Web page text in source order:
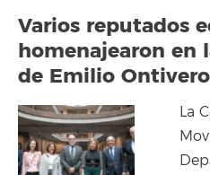
Varios reputados
homenajearon en
de Emilio
La